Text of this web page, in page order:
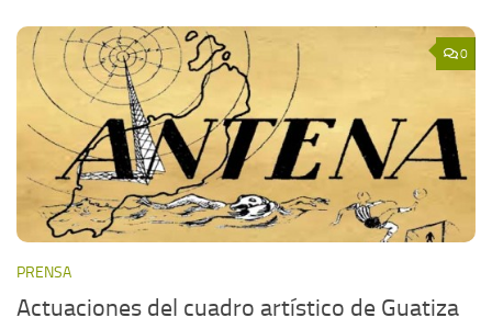
0
PRENSA
Actuaciones del cuadro artístico de Guatiza